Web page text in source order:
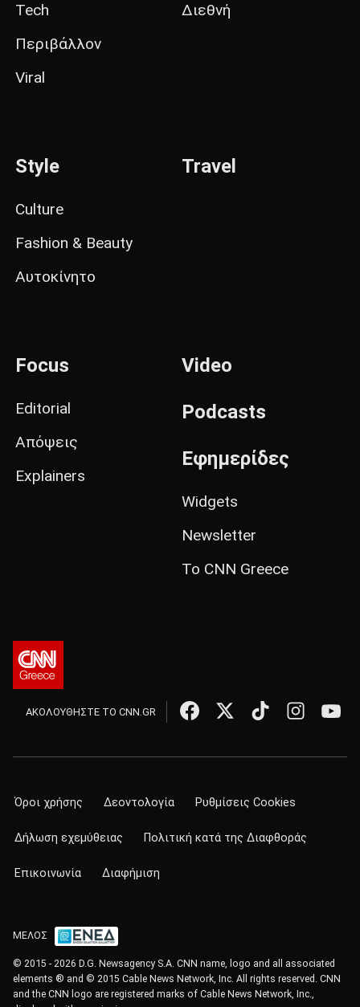
Tech
Περιβάλλον
Viral
Διεθνή
Style
Culture
Fashion & Beauty
Αυτοκίνητο
Travel
Focus
Editorial
Απόψεις
Explainers
Video
Podcasts
Εφημερίδες
Widgets
Newsletter
Το CNN Greece
ΑΚΟΛΟΥΘΗΣΤΕ ΤΟ CNN.GR
Όροι χρήσης Δεοντολογία Ρυθμίσεις Cookies
Δήλωση εχεμύθειας Πολιτική κατά της Διαφθοράς
Επικοινωνία Διαφήμιση
ΜΕΛΟΣ
© 2015 - 2026 D.G. Newsagency S.A. CNN name, logo and all associated
elements ® and © 2015 Cable News Network, Inc. All rights reserved. CNN
and the CNN logo are registered marks of Cable News Network, Inc.,